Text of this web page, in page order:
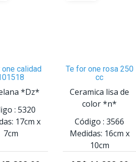
one calidad
*Dz*
: 5320
17cm x
7cm
Te for one rosa 250
cc
Ceramica lisa de
color *n*
Código : 3566
Medidas: 16cm x
10cm